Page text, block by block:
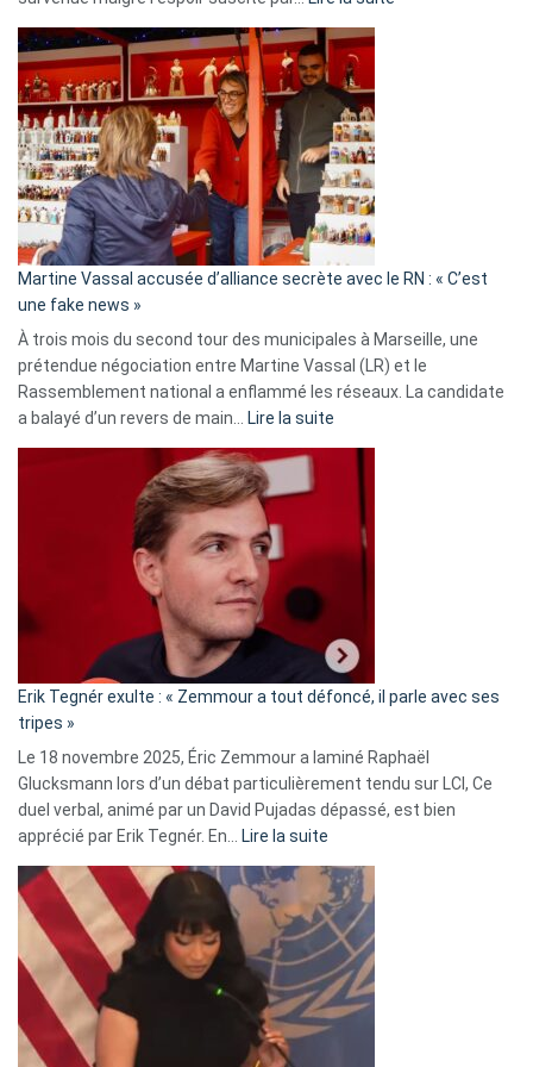
Algérie
Martine Vassal accusée d’alliance secrète avec le RN : « C’est
une fake news »
À trois mois du second tour des municipales à Marseille, une
prétendue négociation entre Martine Vassal (LR) et le
Rassemblement national a enflammé les réseaux. La candidate
a balayé d’un revers de main…
Lire la suite
d’alliance
secrète
«
C’est
fake
news
»
Erik Tegnér exulte : « Zemmour a tout défoncé, il parle avec ses
tripes »
Le 18 novembre 2025, Éric Zemmour a laminé Raphaël
Glucksmann lors d’un débat particulièrement tendu sur LCI, Ce
duel verbal, animé par un David Pujadas dépassé, est bien
apprécié par Erik Tegnér. En…
Lire la suite
Tegnér
exulte
« Zemmour
a
tout